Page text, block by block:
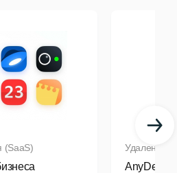
(SaaS)
AnyDesk
Удаленная